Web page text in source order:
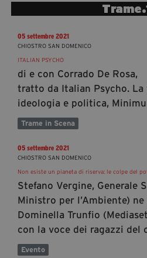
info@tramefestival.it
05 settembre 2021
CHIOSTRO SAN DOMENICO
ITALIAN PSYCHO
di e con Corrado De Rosa,
tratto da Italian Psycho.
ideologia e politica,
Trame in Scena
05 settembre 2021
CHIOSTRO SAN DOMENICO
Non esiste un pianeta di riserva: le colpe del
Stefano Vergine, Generale
Ministro per l’Ambiente)
Dominella Trunfio
con la voce dei ragazzi del
Evento